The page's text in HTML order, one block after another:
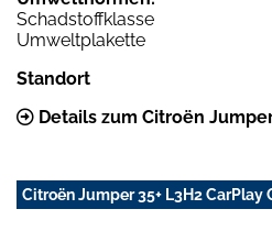
Schadstoffklasse
Umweltplakette
Standort
Details zum Citroën
Citroën Jumper 35+ L3H2 CarPlay